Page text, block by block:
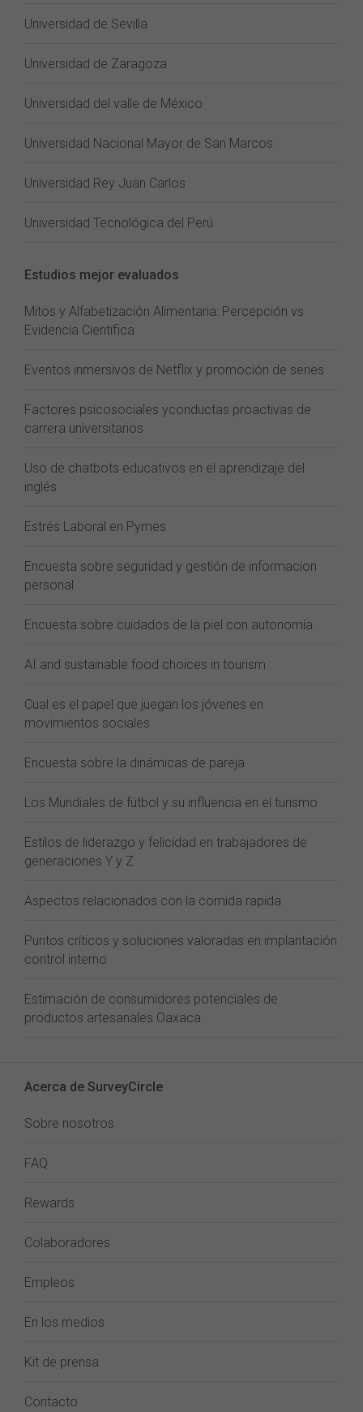
Universidad de Sevilla
Universidad de Zaragoza
Universidad del valle de México
Universidad Nacional Mayor de San Marcos
Universidad Rey Juan Carlos
Universidad Tecnológica del Perú
Estudios mejor evaluados
Mitos y Alfabetización Alimentaria: Percepción vs
Evidencia Científica
Eventos inmersivos de Netflix y promoción de series
Factores psicosociales yconductas proactivas de
carrera universitarios
Uso de chatbots educativos en el aprendizaje del
inglés
Estrés Laboral en Pymes
Encuesta sobre seguridad y gestión de informacion
personal
Encuesta sobre cuidados de la piel con autonomía
AI and sustainable food choices in tourism
Cual es el papel que juegan los jóvenes en
movimientos sociales
Encuesta sobre la dinámicas de pareja
Los Mundiales de fútbol y su influencia en el turismo
Estilos de liderazgo y felicidad en trabajadores de
generaciones Y y Z
Aspectos relacionados con la comida rapida
Puntos críticos y soluciones valoradas en implantación
control interno
Estimación de consumidores potenciales de
productos artesanales Oaxaca
Acerca de SurveyCircle
Sobre nosotros
FAQ
Rewards
Colaboradores
Empleos
En los medios
Kit de prensa
Contacto